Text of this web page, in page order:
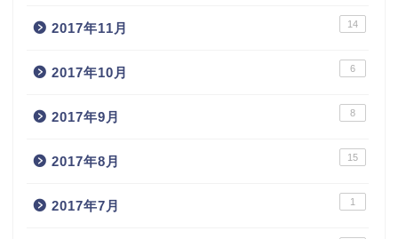
2017年11月 14
2017年10月 6
2017年9月 8
2017年8月 15
2017年7月 1